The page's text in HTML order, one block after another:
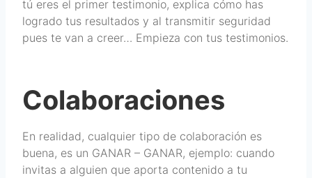
tú eres el primer testimonio, explica cómo has
logrado tus resultados y al transmitir seguridad
pues te van a creer… Empieza con tus testimonios.
Colaboraciones
En realidad, cualquier tipo de colaboración es
buena, es un GANAR – GANAR, ejemplo: cuando
invitas a alguien que aporta contenido a tu